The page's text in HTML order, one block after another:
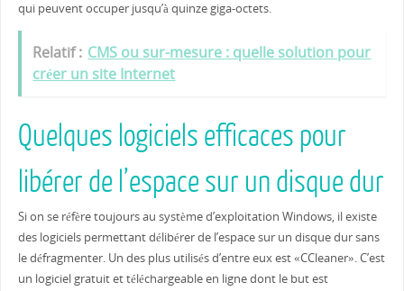
qui peuvent occuper jusqu’à quinze giga-octets.
Relatif : CMS ou sur-mesure : quelle solution pour
créer un site Internet
Quelques logiciels efficaces pour
libérer de l’espace sur un disque dur
Si on se réfère toujours au système d’exploitation Windows, il existe
des logiciels permettant délibérer de l’espace sur un disque dur sans
le défragmenter. Un des plus utilisés d’entre eux est «CCleaner». C’est
un logiciel gratuit et téléchargeable en ligne dont le but est